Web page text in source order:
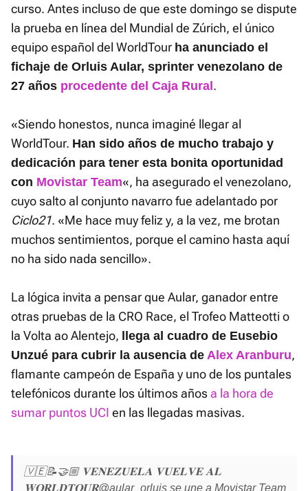
curso. Antes incluso de que este domingo se dispute
la prueba en línea del Mundial de Zúrich, el único
equipo español del WorldTour ha anunciado el
fichaje de Orluis Aular, sprinter venezolano de
27 años procedente del Caja Rural .
«Siendo honestos, nunca imaginé llegar al
WorldTour. Han sido años de mucho trabajo y
dedicación para tener esta bonita oportunidad
con Movistar Team«, ha asegurado el venezolano,
cuyo salto al conjunto navarro fue adelantado por
Ciclo21. «Me hace muy feliz y, a la vez, me brotan
muchos sentimientos, porque el camino hasta aquí
no ha sido nada sencillo».
La lógica invita a pensar que Aular, ganador entre
otras pruebas de la CRO Race, el Trofeo Matteotti o
la Volta ao Alentejo,
llega al cuadro de Eusebio
Unzué para cubrir la ausencia de Alex Aranburu,
flamante campeón de España y uno de los puntales
telefónicos durante los últimos añosa la hora de
sumar puntos UCI en las llegadas masivas.
🇻🇪📝🤝🏼 𝐕𝐄𝐍𝐄𝐙𝐔𝐄𝐋𝐀 𝐕𝐔𝐄𝐋𝐕𝐄 𝐀𝐋
𝐖𝐎𝐑𝐋𝐃𝐓𝐎𝐔𝐑@aular_orluis se une a Movistar Team